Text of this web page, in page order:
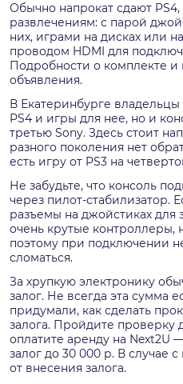
Обычно напрокат сдают
развлечениям: с парой
них, играми на дисках или
проводом HDMI для
Подробности о комплекте и
объявления.
В Екатеринбурге
PS4 и игры для нее, но и
третью Sony. Здесь стоит
разного поколения нет
есть игру от PS3 на
Не забудьте, что консоль
через пилот-стабилизатор.
разъемы на джойстиках для
очень крутые
поэтому при подключении
сломаться.
За хрупкую электронику
залог. Не всегда эта сумма
придумали, как сделать
залога. Пройдите проверку
оплатите аренду на Next2U
залог до 30 000 р. В случае
от внесения залога.